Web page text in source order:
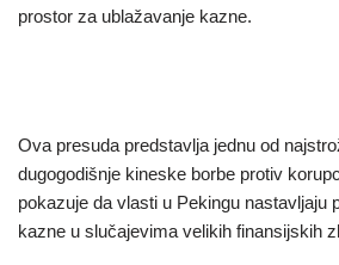
prostor za ublažavanje kazne.
Ova presuda predstavlja jednu od
dugogodišnje kineske borbe protiv
pokazuje da vlasti u Pekingu nastavljaju
kazne u slučajevima velikih finansijskih